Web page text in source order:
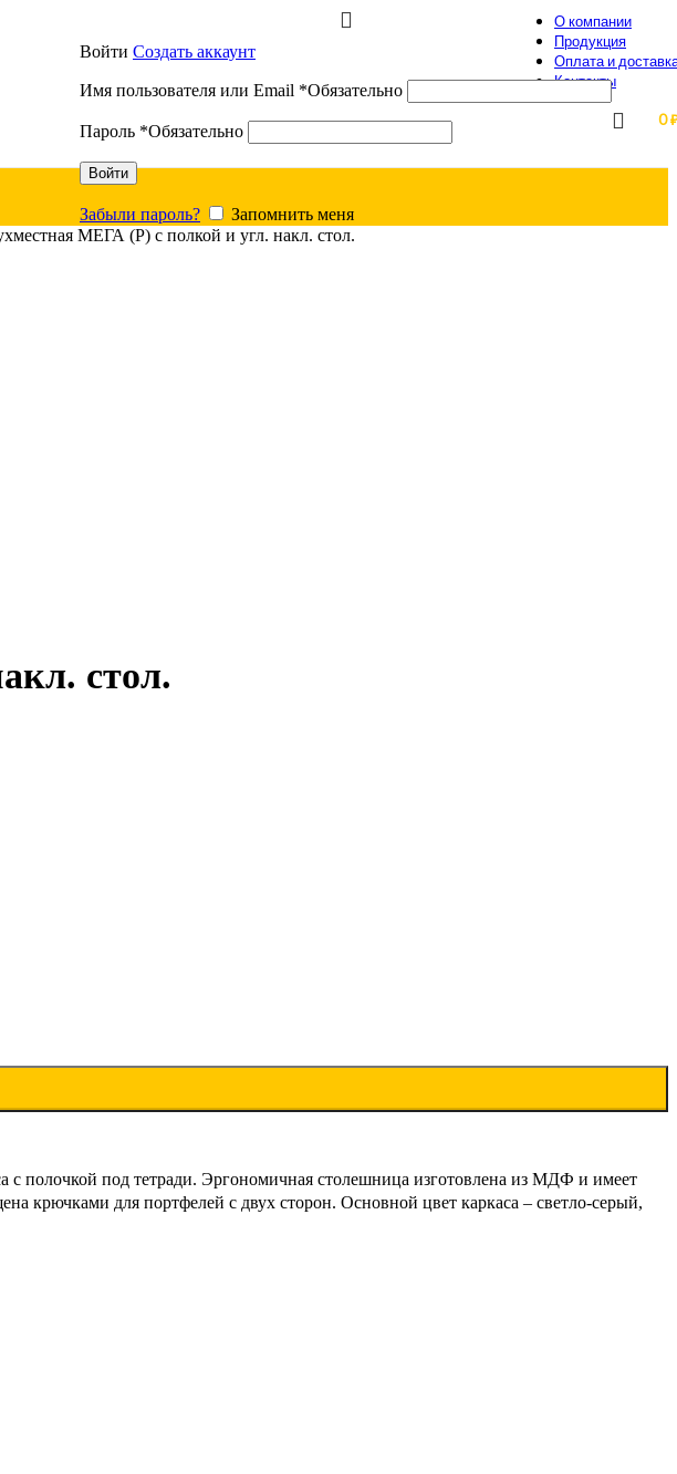
О компании
Продукция
Оплата и
Контакты
Войти Создать аккаунт
Имя пользователя или Email *Обязательно
Пароль *Обязательно
Войти
Забыли пароль? Запомнить меня
0
МЕГА (Р) с полкой и угл. накл. стол.
стол.
с полочкой под тетради. Эргономичная столешница изготовлена из МДФ и имеет
крючками для портфелей с двух сторон. Основной цвет каркаса – светло-серый,